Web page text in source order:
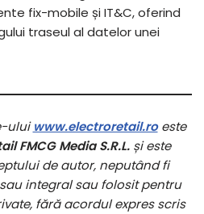
fix-mobile și IT&C, oferind
traseul al datelor unei
uluiwww.electroretail.roeste
FMCG Media S.R.L. și este
de autor, neputând fi
integral sau folosit pentru
fără acordul expres scris